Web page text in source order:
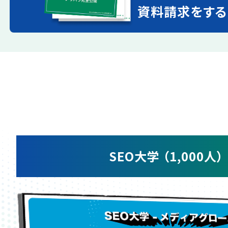
資料請求をする
SEO大学 （1,000人）